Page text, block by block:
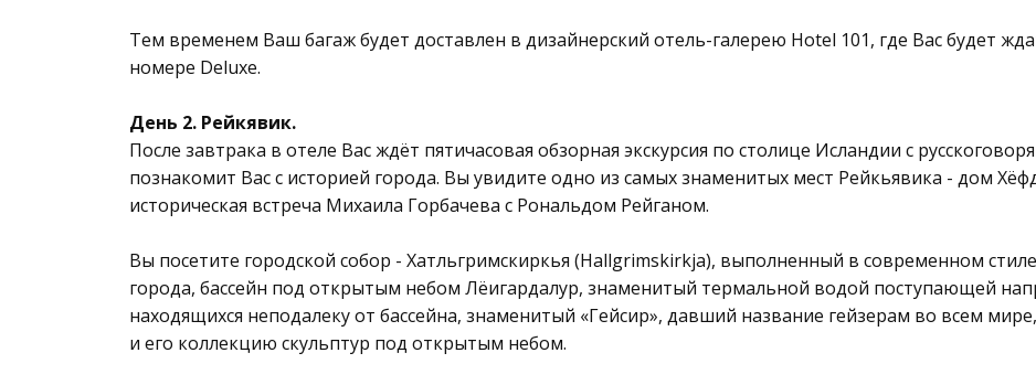
Тем временем Ваш багаж будет доставлен в дизайнерский отель-галерею Hotel 101, где Вас будет
номере Deluxe.
День 2. Рейкявик.
После завтрака в отеле Вас ждёт пятичасовая обзорная экскурсия по столице Исландии с
познакомит Вас с историей города. Вы увидите одно из самых знаменитых мест Рейкьявика - дом
историческая встреча Михаила Горбачева с Рональдом Рейганом.
Вы посетите городской собор - Хатльгримскиркья (Hallgrimskirkja), выполненный в современном
города, бассейн под открытым небом Лёигардалур, знаменитый термальной водой поступающей
находящихся неподалеку от бассейна, знаменитый «Гейсир», давший название гейзерам во всем
и его коллекцию скульптур под открытым небом.